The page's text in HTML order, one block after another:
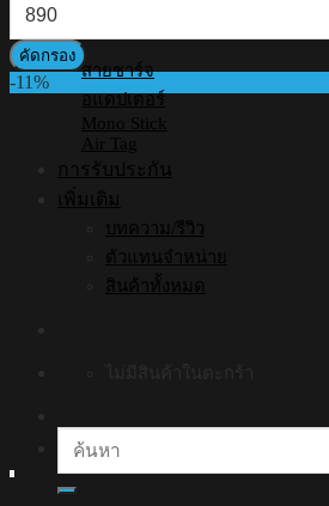
สายชาร์จ
อแดปเตอร์
Mono Stick
Air Tag
การรับประกัน
เพิ่มเติม
บทความ/รีวิว
ตัวแทนจำหน่าย
สินค้าทั้งหมด
ค้นหา:
สุด
ราคา
สูงสุด
คัดกรอง
-11%